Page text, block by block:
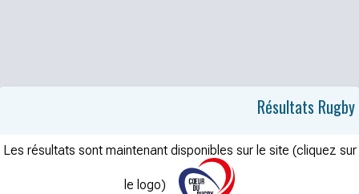
Résultats Rugby
Les résultats sont maintenant disponibles sur le site (cliquez sur
le logo)